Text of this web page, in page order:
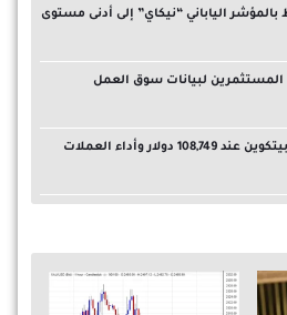
الياباني “نيكاي” إلى أدنى مستوى
المستثمرين لبيانات سوق العمل
سوق العملات الرقمية اليوم: بيتكوين عند 108,749 دولار وأداء العملات